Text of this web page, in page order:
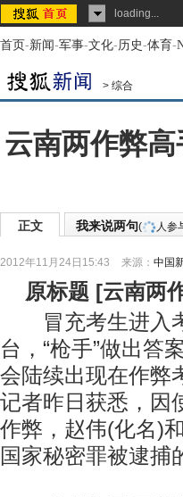
loading...
首页-新闻-军事-文化-历史-体育-
> 综合
云南两作弊
正文 我来说两句( 人参
2012年11月24日15:43 来源： 中国
原标题 [云南两
冒充考生进入考
台，“枪手”做出答
会陆续出现在作弊
记者昨日获悉，因
作弊，赵伟(化名)
国家秘密罪被逮捕